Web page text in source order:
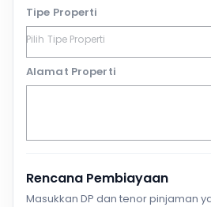
Tipe Properti
Alamat Properti
Rencana Pembiayaan
Masukkan DP dan tenor pinjaman